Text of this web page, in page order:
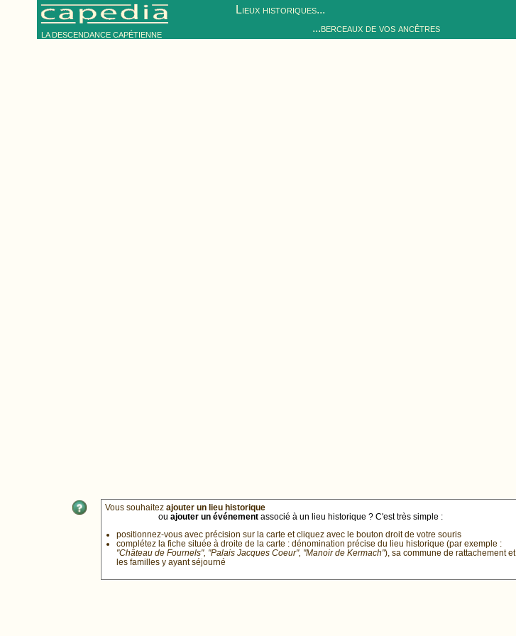
LA DESCENDANCE CAPÉTIENNE
Lieux historiques...
...berceaux de vos ancêtres
Vous souhaitez ajouter un lieu historique
ou ajouter un événement associé à un lieu historique ? C'est très simple :
positionnez-vous avec précision sur la carte et cliquez avec le bouton droit de votre souris
complétez la fiche située à droite de la carte : dénomination précise du lieu historique (par exemple :
"Château de Fournels", "Palais Jacques Coeur", "Manoir de Kermach"), sa commune de rattachement et
les familles y ayant séjourné